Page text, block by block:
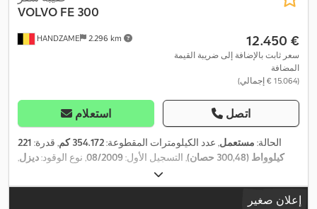
HANDZAME 2.296 km
VOLVO FE 300
‏12.450 €
سعر ثابت بالإضافة إلى ضريبة القيمة
المضافة
(‏15.064 € إجمالي)
استعلام اتصل
الحالة: مستعمل, عدد الكيلومترات المقطوعة:354.172 كم , قدرة: 221
كيلوواط (300,48 حصان)
, التسجيل الأول:08/2009 , نوع الوقود:ديزل
, تكوين المحور:
مم, وقود:ديزل, فرامل:معطل السرعة الإضافي, لون:أخضر, نوع
التروس:تلقائي
إعلان صغير